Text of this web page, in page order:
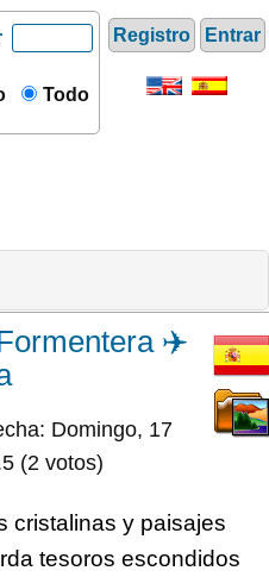
Registro Entrar
Todo
✈️
Domingo, 17
(2 votos)
cristalinas y paisajes
tesoros escondidos